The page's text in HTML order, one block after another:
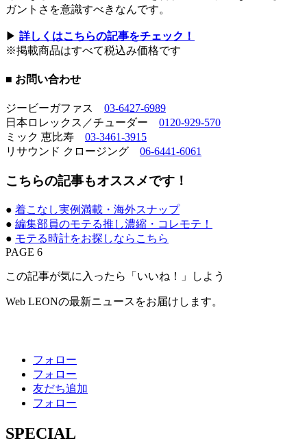
ガントさを意識すべきなんです。
▶︎ 詳しくはこちらの記事をチェック！
※掲載商品はすべて税込み価格です
■ お問い合わせ
ジービーガファス 03-6427-6989
日本ロレックス／チューダー 0120-929-570
ミック 恵比寿 03-3461-3915
リサウンド クロージング 06-6441-6061
こちらの記事もオススメです！
● 着こなし実例満載・海外スナップ
● 編集部員のモテる推し濃縮・コレモテ！
● モテる時計をお探しならこちら
PAGE 6
この記事が気に入ったら「いいね！」しよう
Web LEONの最新ニュースをお届けします。
フォロー
フォロー
友だち追加
フォロー
SPECIAL